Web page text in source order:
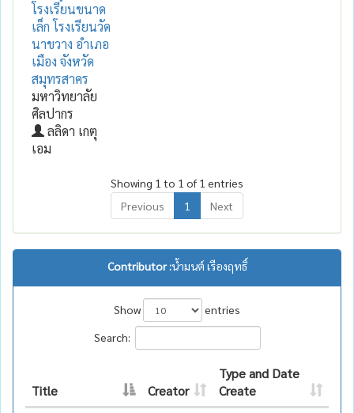
โรงเรียนขนาด
เล็ก โรงเรียนวัด
นาขวาง อำเภอ
เมือง จังหวัด
สมุทรสาคร
มหาวิทยาลัย
ศิลปากร
ลลิดา เกตุ
เอม
Showing 1 to 1 of 1 entries
Previous
1 Next
Contributor :น้ำมนต์ เรืองฤทธิ์
Show
entries
Search:
Title Creator
Type and Date
Create